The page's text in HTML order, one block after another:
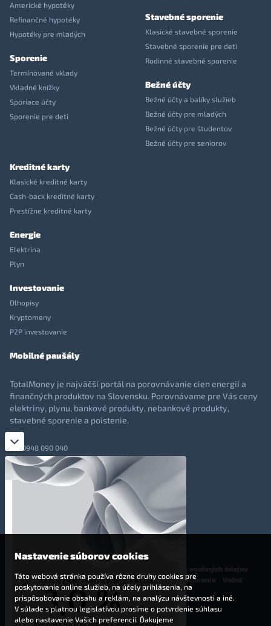
Americké hypotéky
Refinančné hypotéky
Hypotéky pre mladých
Sporenie
Termínované vklady
Vkladné knížky
Sporiace účty
Sporenie pre deti
Stavebné sporenie
Klasické stavebné sporenie
Stavebné sporenie pre deti
Rodinné stavebné sporenie
Bežné účty
Bežné účty a balíky služieb
Bežné účty pre mladých
Bežné účty pre študentov
Bežné účty pre seniorov
Kreditné karty
Klasické kreditné karty
Cash-back kreditné karty
Prestížne kreditné karty
Energie
Elektrina
Plyn
Investovanie
Dlhopisy
Kryptomeny
P2P investovanie
Mobilné paušály
TotalMoney je najväčší portál na porovnávanie cien energií a
finančných produktov na Slovensku. Porovnávame pre Vás ceny
elektriny, plynu, bankové produkty, nebankové produkty,
stavebné sporenie a poistenie.
0948 090 040
+421 948 090 051
info@totalmoney.sk
Levočská 866, Poprad, 058 01
Cookies-Nastavenia cookies -Finančné sprostredkovanie
pracovné miesta
Affiliate - partnerský program
Nastavenie súborov cookies
Táto webová stránka používa rôzne druhy cookies pre
poskytovanie online služieb, na účely prihlásenia, na
prispôsobovanie obsahu a reklám, na analýzu návštevnosti a iné.
V súlade s platnou legislatívou prosíme o potvrdenie súhlasu
alebo nastavenie Vašich preferencií. Ďakujeme